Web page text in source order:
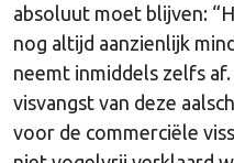
absoluut moet blijven:
nog altijd aanzienlijk
neemt inmiddels zelfs
visvangst van deze
voor de commerciële